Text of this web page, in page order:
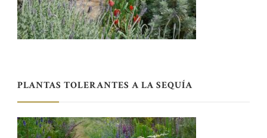
PLANTAS TOLERANTES A LA SEQUÍA